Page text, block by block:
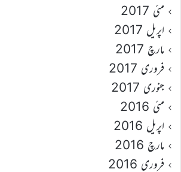
مئی 2017
اپریل 2017
مارچ 2017
فروری 2017
جنوری 2017
مئی 2016
اپریل 2016
مارچ 2016
فروری 2016